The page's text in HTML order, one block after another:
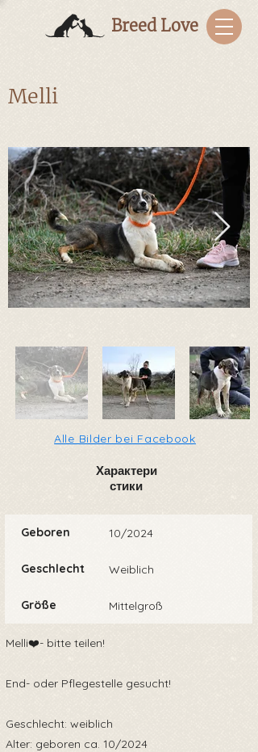
Breed Love
Melli
Alle Bilder bei Facebook
Характери
стики
Geboren 10/2024
Geschlecht Weiblich
Größe Mittelgroß
Melli❤️- bitte teilen!
End- oder Pflegestelle gesucht!
Geschlecht: weiblich
Alter: geboren ca. 10/2024